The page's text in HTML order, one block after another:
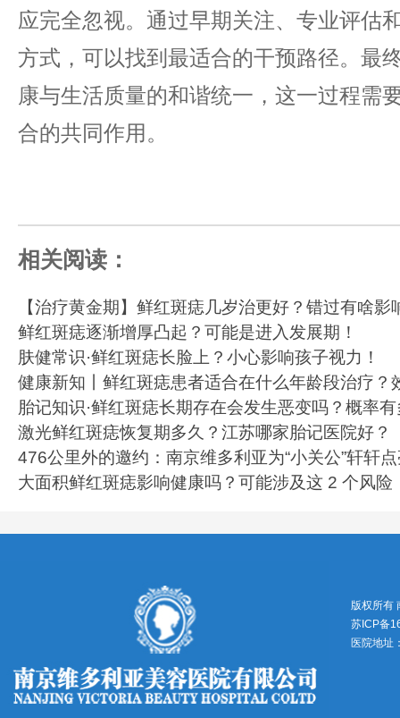
应完全忽视。通过早期关注、专业评估
方式，可以找到最适合的干预路径。最
康与生活质量的和谐统一，这一过程需
合的共同作用。
相关阅读：
【治疗黄金期】鲜红斑痣几岁治更好？错过有啥影
鲜红斑痣逐渐增厚凸起？可能是进入发展期！
肤健常识·鲜红斑痣长脸上？小心影响孩子视力！
健康新知丨鲜红斑痣患者适合在什么年龄段治疗？
胎记知识·鲜红斑痣长期存在会发生恶变吗？概率
激光鲜红斑痣恢复期多久？江苏哪家胎记医院好？
476公里外的邀约：南京维多利亚为“小关公”轩轩
大面积鲜红斑痣影响健康吗？可能涉及这 2 个风险
版权所有
苏ICP备
医院地址